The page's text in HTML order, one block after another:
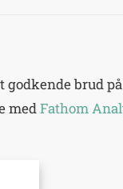
godkende brud
medFathom